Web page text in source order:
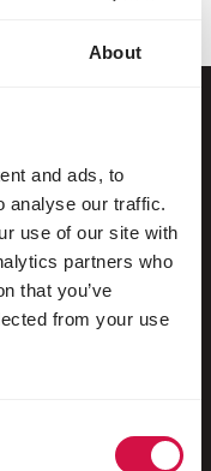
About
and ads, to
analyse our traffic.
use of our site with
partners who
that you’ve
from your use